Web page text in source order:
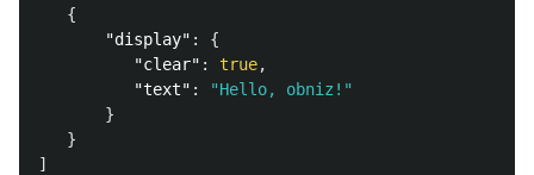
{
"display" :
{
"clear" : true,
"text" :
"Hello, obniz!"
}
}
]